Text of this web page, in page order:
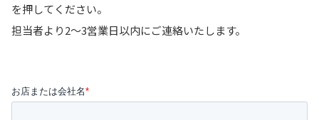
を押してください。
担当者より2〜3営業日以内にご連絡いたします。